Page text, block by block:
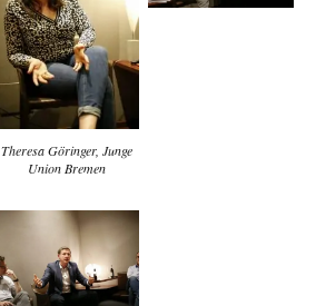
Theresa Göringer, Junge
Union Bremen